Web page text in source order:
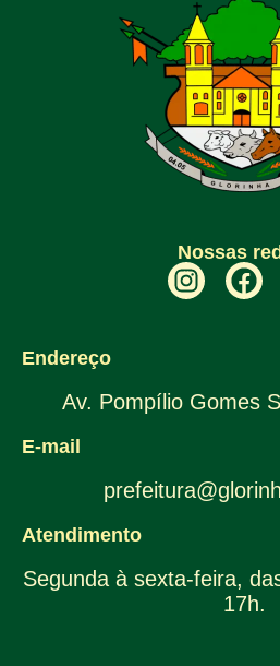
Nossas
Endereço
Av. Pompílio Gomes
E-mail
Atendimento
Segunda à sexta-feira,
17h.